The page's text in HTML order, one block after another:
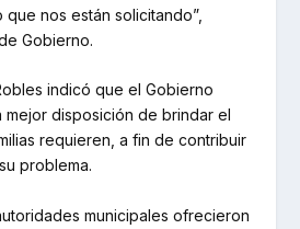
nos están solicitando”,
Gobierno.
indicó que el Gobierno
mejor disposición de brindar el
requieren, a fin de contribuir
problema.
municipales ofrecieron